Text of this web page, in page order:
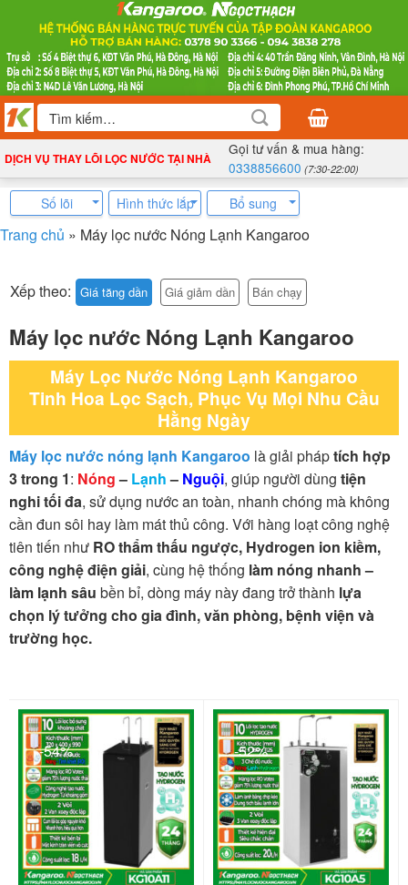
nội
dung
Tìm
kiếm:
DỊCH VỤ THAY LÕI LỌC NƯỚC TẠI NHÀ
Gọi tư vấn & mua hàng:
0338856600 (7:30-22:00)
Trang chủ » Máy lọc nước Nóng Lạnh Kangaroo
Xếp theo: Giá tăng dần Giá giảm dần Bán chạy
Máy lọc nước Nóng Lạnh Kangaroo
Máy Lọc Nước Nóng Lạnh Kangaroo
Tinh Hoa Lọc Sạch, Phục Vụ Mọi Nhu Cầu
Hằng Ngày
Máy lọc nước nóng lạnh Kangaroo là giải pháptích hợp
3 trong 1: Nóng– Lạnh– Nguội, giúp người dùng tiện
nghi tối đa, sử dụng nước an toàn, nhanh chóng mà không
cần đun sôi hay làm mát thủ công. Với hàng loạt công nghệ
tiên tiến như RO thẩm thấu ngược, Hydrogen ion kiềm,
công nghệ điện giải, cùng hệ thống làm nóng nhanh –
làm lạnh sâu bền bỉ, dòng máy này đang trở thành lựa
chọn lý tưởng cho gia đình, văn phòng, bệnh viện và
trường học.
-54% -52%
Số lõi Hình thức lắp Bổ sung